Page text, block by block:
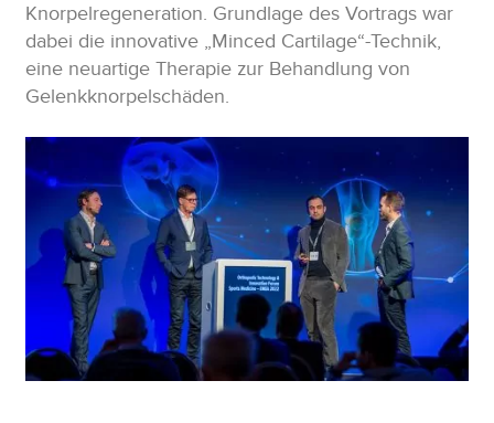
Knorpelregeneration. Grundlage des Vortrags war
dabei die innovative „Minced Cartilage“-Technik,
eine neuartige Therapie zur Behandlung von
Gelenkknorpelschäden.